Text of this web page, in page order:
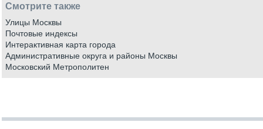
Смотрите также
Улицы Москвы
Почтовые индексы
Интерактивная карта города
Административные округа и районы Москвы
Московский Метрополитен